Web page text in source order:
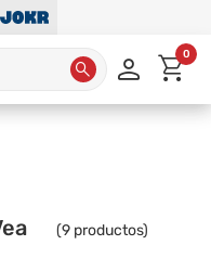
0
(9 productos)